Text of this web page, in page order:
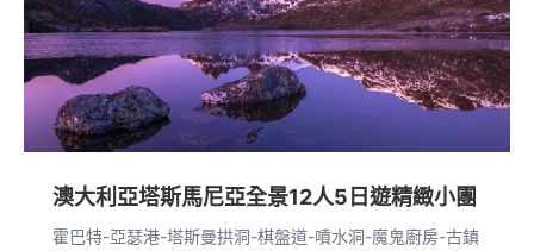
澳大利亞塔斯馬尼亞全景12人5日遊精緻小團
霍巴特-亞瑟港-塔斯曼拱洞-棋盤道-噴水洞-魔鬼廚房-古鎮